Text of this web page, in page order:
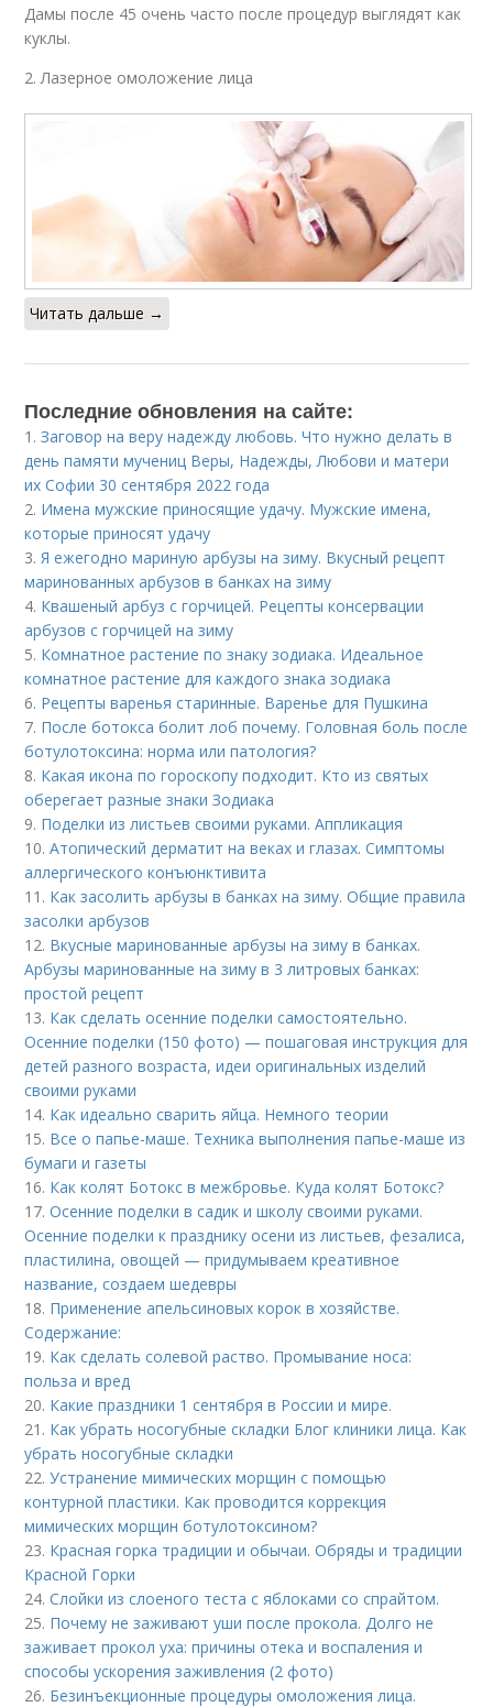
Дамы после 45 очень часто после процедур выглядят как
куклы.
2. Лазерное омоложение лица
Читать дальше →
Последние обновления на сайте:
1.Заговор на веру надежду любовь. Что нужно делать в
день памяти мучениц Веры, Надежды, Любови и матери
их Софии 30 сентября 2022 года
2. Имена мужские приносящие удачу. Мужские имена,
которые приносят удачу
3. Я ежегодно мариную арбузы на зиму. Вкусный рецепт
маринованных арбузов в банках на зиму
4. Квашеный арбуз с горчицей. Рецепты консервации
арбузов с горчицей на зиму
5. Комнатное растение по знаку зодиака. Идеальное
комнатное растение для каждого знака зодиака
6. Рецепты варенья старинные. Варенье для Пушкина
7. После ботокса болит лоб почему. Головная боль после
ботулотоксина: норма или патология?
8. Какая икона по гороскопу подходит. Кто из святых
оберегает разные знаки Зодиака
9. Поделки из листьев своими руками. Аппликация
10.Атопический дерматит на веках и глазах. Симптомы
аллергического конъюнктивита
11. Как засолить арбузы в банках на зиму. Общие правила
засолки арбузов
12. Вкусные маринованные арбузы на зиму в банках.
Арбузы маринованные на зиму в 3 литровых банках:
простой рецепт
13. Как сделать осенние поделки самостоятельно.
Осенние поделки (150 фото) — пошаговая инструкция для
детей разного возраста, идеи оригинальных изделий
своими руками
14. Как идеально сварить яйца. Немного теории
15. Все о папье-маше. Техника выполнения папье-маше из
бумаги и газеты
16. Как колят Ботокс в межбровье. Куда колят Ботокс?
17.Осенние поделки в садик и школу своими руками.
Осенние поделки к празднику осени из листьев, фезалиса,
пластилина, овощей — придумываем креативное
название, создаем шедевры
18. Применение апельсиновых корок в хозяйстве.
Содержание:
19. Как сделать солевой раство. Промывание носа:
польза и вред
20. Какие праздники 1 сентября в России и мире.
21. Как убрать носогубные складки Блог клиники лица. Как
убрать носогубные складки
22.Устранение мимических морщин с помощью
контурной пластики. Как проводится коррекция
мимических морщин ботулотоксином?
23. Красная горка традиции и обычаи. Обряды и традиции
Красной Горки
24.Слойки из слоеного теста с яблоками со спрайтом.
25. Почему не заживают уши после прокола. Долго не
заживает прокол уха: причины отека и воспаления и
способы ускорения заживления (2 фото)
26. Безинъекционные процедуры омоложения лица.